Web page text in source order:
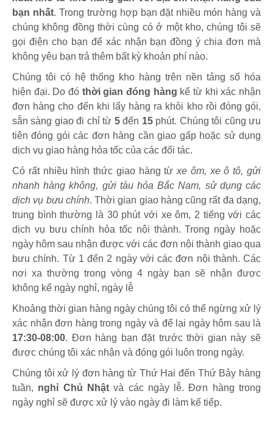
bạn nhất. Trong trường hợp bạn đặt nhiều món hàng và
chúng không đồng thời cùng có ở một kho, chúng tôi sẽ
gọi điện cho bạn để xác nhận bạn đồng ý chia đơn mà
không yêu bạn trả thêm bất kỳ khoản phí nào.
Chúng tôi có hệ thống kho hàng trên nền tảng số hóa
hiện đại. Do đó thời gian đóng hàng kể từ khi xác nhận
đơn hàng cho đến khi lấy hàng ra khỏi kho rồi đóng gói,
sẵn sàng giao đi chỉ từ 5đến 15 phút. Chúng tôi cũng ưu
tiên đóng gói các đơn hàng cần giao gấp hoặc sử dụng
dịch vụ giao hàng hỏa tốc của các đối tác.
Có rất nhiều hình thức giao hàng từxe ôm, xe ô tô, gửi
nhanh hàng không, gửi tàu hỏa Bắc Nam, sử dụng các
dịch vụ bưu chính. Thời gian giao hàng cũng rất đa dạng,
trung bình thường là 30 phút với xe ôm, 2 tiếng với các
dịch vụ bưu chính hỏa tốc nội thành. Trong ngày hoặc
ngày hôm sau nhận được với các đơn nội thành giao qua
bưu chính. Từ 1 đến 2 ngày với các đơn nội thành. Các
nơi xa thường trong vòng 4 ngày bạn sẽ nhận được
không kể ngày nghỉ, ngày lễ
Khoảng thời gian hàng ngày chúng tôi có thể ngừng xử lý
xác nhận đơn hàng trong ngày và để lại ngày hôm sau là
17:30-08:00. Đơn hàng bạn đặt trước thời gian này sẽ
được chúng tôi xác nhận và đóng gói luôn trong ngày.
Chúng tôi xử lý đơn hàng từ Thứ Hai đến Thứ Bảy hàng
tuần, nghỉ Chủ Nhậtvà các ngày lễ. Đơn hàng trong
ngày nghỉ sẽ được xử lý vào ngày đi làm kế tiếp.